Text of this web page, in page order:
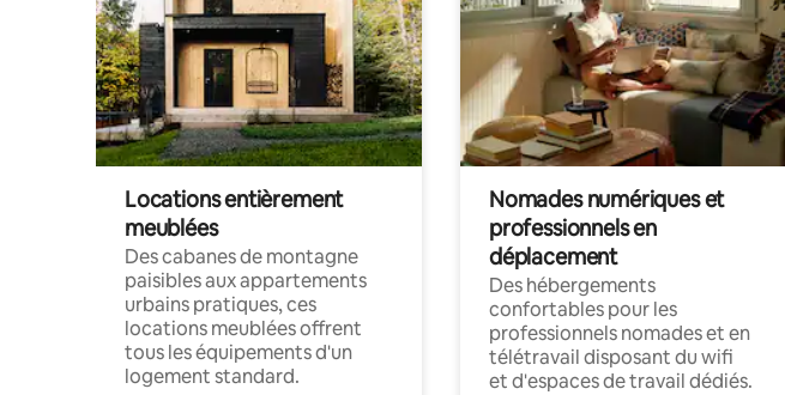
Locations entièrement
meublées
Des cabanes de montagne
paisibles aux appartements
urbains pratiques, ces
locations meublées offrent
tous les équipements d'un
logement standard.
Nomades numériques et
professionnels en
déplacement
Des hébergements
confortables pour les
professionnels nomades et en
télétravail disposant du wifi
et d'espaces de travail dédiés.